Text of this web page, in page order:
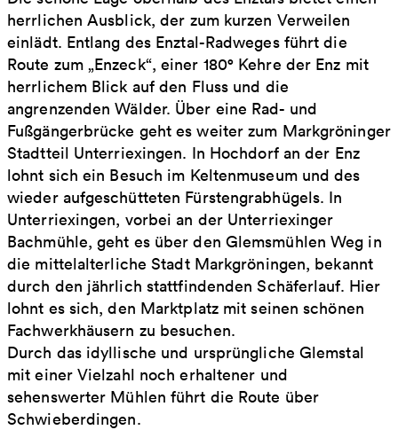
herrlichen Ausblick, der zum kurzen Verweilen
einlädt. Entlang des Enztal-Radweges führt die
Route zum „Enzeck“, einer 180° Kehre der Enz mit
herrlichem Blick auf den Fluss und die
angrenzenden Wälder. Über eine Rad- und
Fußgängerbrücke geht es weiter zum Markgröninger
Stadtteil Unterriexingen. In Hochdorf an der Enz
lohnt sich ein Besuch im Keltenmuseum und des
wieder aufgeschütteten Fürstengrabhügels. In
Unterriexingen, vorbei an der Unterriexinger
Bachmühle, geht es über den Glemsmühlen Weg in
die mittelalterliche Stadt Markgröningen, bekannt
durch den jährlich stattfindenden Schäferlauf. Hier
lohnt es sich, den Marktplatz mit seinen schönen
Fachwerkhäusern zu besuchen.
Durch das idyllische und ursprüngliche Glemstal
mit einer Vielzahl noch erhaltener und
sehenswerter Mühlen führt die Route über
Schwieberdingen.